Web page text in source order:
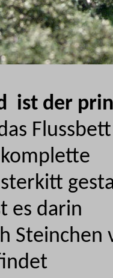
ist der
es darin